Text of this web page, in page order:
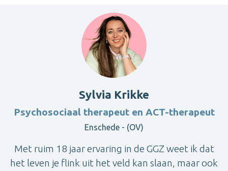
Sylvia Krikke
Psychosociaal therapeut en ACT-therapeut
Enschede - (OV)
Met ruim 18 jaar ervaring in de GGZ weet ik dat
het leven je flink uit het veld kan slaan, maar ook